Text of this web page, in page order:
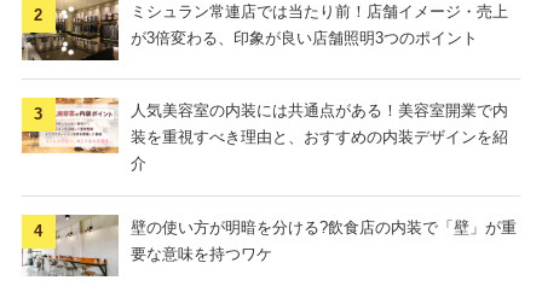
ミシュラン常連店では当たり前！店舗イメージ・売上
が3倍変わる、印象が良い店舗照明3つのポイント
人気美容室の内装には共通点がある！美容室開業で内
装を重視すべき理由と、おすすめの内装デザインを紹
介
壁の使い方が明暗を分ける?飲食店の内装で「壁」が重
要な意味を持つワケ